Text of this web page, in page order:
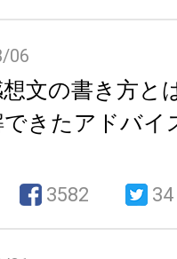
06
文の書き方と
できたアドバイ
3582 34